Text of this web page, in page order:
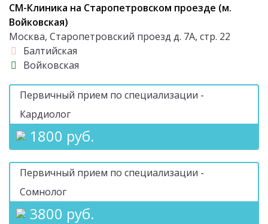
СМ-Клиника на Старопетровском проезде (м.
Войковская)
Москва, Старопетровский проезд д. 7А, стр. 22
Балтийская
Войковская
Первичный прием по специализации -
Кардиолог
1800 руб.
Первичный прием по специализации -
Сомнолог
3800 руб.